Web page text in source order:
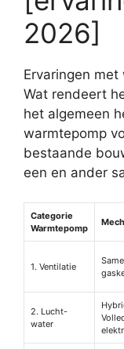
2026]
Ervaringen
Wat rendeert
het algemeen
warmtepomp
bestaande
een en ander
Categorie
Warmtepomp
1. Ventilatie
2. Lucht-
water